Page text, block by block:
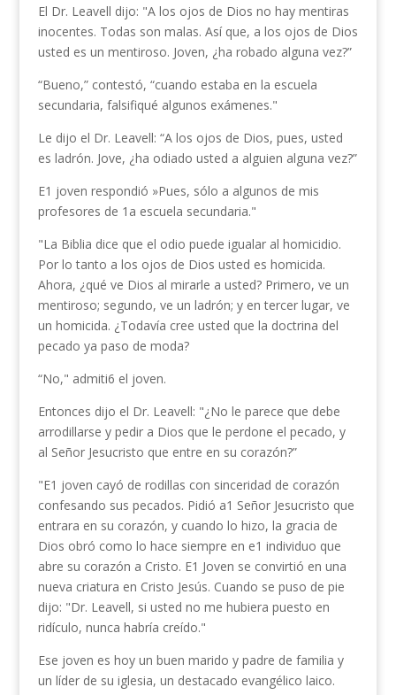
El Dr. Leavell dijo: "A los ojos de Dios no hay mentiras
inocentes. Todas son malas. Así que, a los ojos de Dios
usted es un mentiroso. Joven, ¿ha robado alguna vez?”
“Bueno,” contestó, “cuando estaba en la escuela
secundaria, falsifiqué algunos exámenes."
Le dijo el Dr. Leavell: “A los ojos de Dios, pues, usted
es ladrón. Jove, ¿ha odiado usted a alguien alguna vez?”
E1 joven respondió »Pues, sólo a algunos de mis
profesores de 1a escuela secundaria."
"La Biblia dice que el odio puede igualar al homicidio.
Por lo tanto a los ojos de Dios usted es homicida.
Ahora, ¿qué ve Dios al mirarle a usted? Primero, ve un
mentiroso; segundo, ve un ladrón; y en tercer lugar, ve
un homicida. ¿Todavía cree usted que la doctrina del
pecado ya paso de moda?
“No," admiti6 el joven.
Entonces dijo el Dr. Leavell: "¿No le parece que debe
arrodillarse y pedir a Dios que le perdone el pecado, y
al Señor Jesucristo que entre en su corazón?”
"E1 joven cayó de rodillas con sinceridad de corazón
confesando sus pecados. Pidió a1 Señor Jesucristo que
entrara en su corazón, y cuando lo hizo, la gracia de
Dios obró como lo hace siempre en e1 individuo que
abre su corazón a Cristo. E1 Joven se convirtió en una
nueva criatura en Cristo Jesús. Cuando se puso de pie
dijo: "Dr. Leavell, si usted no me hubiera puesto en
ridículo, nunca habría creído."
Ese joven es hoy un buen marido y padre de familia y
un líder de su iglesia, un destacado evangélico laico.